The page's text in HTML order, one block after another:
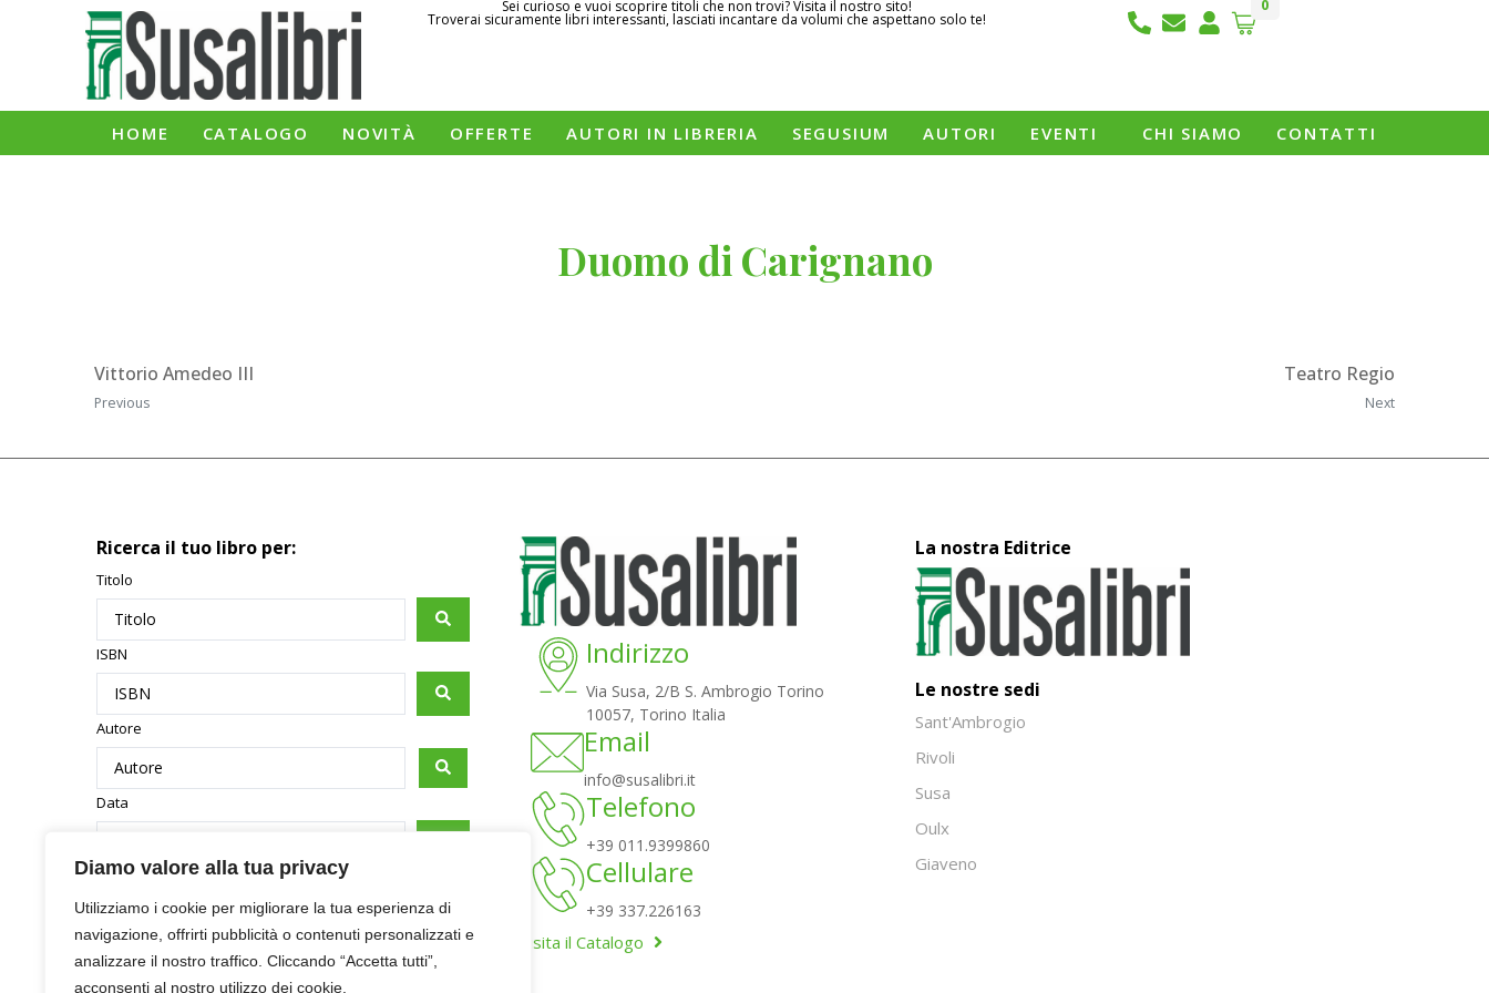
Diamo valore alla tua privacy
Utilizziamo i cookie per migliorare la tua esperienza di
navigazione, offrirti pubblicità o contenuti personalizzati e
analizzare il nostro traffico. Cliccando “Accetta tutti”,
acconsenti al nostro utilizzo dei cookie.
Sei curioso e vuoi scoprire titoli che non trovi? Visita il nostro sito!
Troverai sicuramente libri interessanti, lasciati incantare da volumi che aspettano solo te!
0
HOME CATALOGO NOVITÀ OFFERTE AUTORI IN LIBRERIA SEGUSIUM AUTORI EVENTI CHI SIAMO CONTATTI
Duomo di Carignano
Vittorio Amedeo III
Previous
Teatro Regio
Next
Ricerca il tuo libro per:
Titolo
ISBN
Autore
Data
Indirizzo
Via Susa, 2/B S. Ambrogio Torino
10057, Torino Italia
Email
info@susalibri.it
Telefono
+39 011.9399860
Cellulare
+39 337.226163
Visita il Catalogo
La nostra Editrice
Le nostre sedi
Sant'Ambrogio
Rivoli
Susa
Oulx
Giaveno